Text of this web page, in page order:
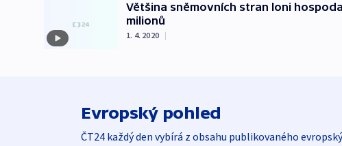
Většina sněmovních stran loni
milionů
1. 4. 2020 |
Evropský pohled
ČT24 každý den vybírá z obsahu publikovaného